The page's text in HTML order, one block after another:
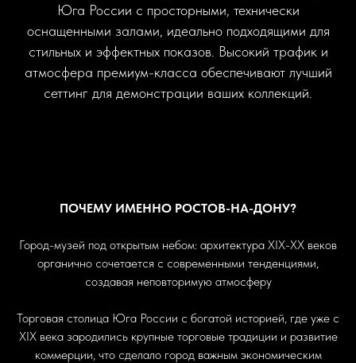
Юга России с просторными, технически
оснащенными залами, идеально подходящими для
стильных и эффектных показов. Высокий трафик и
атмосфера премиум-класса обеспечивают лучший
сеттинг для демонстрации ваших коллекций.
ПОЧЕМУ ИМЕННО РОСТОВ-НА-ДОНУ?
Город-музей под открытым небом: архитектура XIX-ХХ веков
органично сочетается с современными тенденциями,
создавая неповторимую атмосферу
Торговая столица Юга России с богатой историей, где уже с
XIX века зародились крупные торговые традиции и развитие
коммерции, что сделало город важным экономическим